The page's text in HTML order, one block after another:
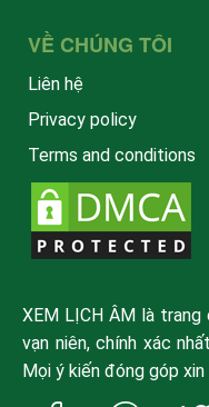
VỀ CHÚNG TÔI
Liên hệ
Privacy policy
Terms and conditions
XEM LỊCH ÂM là
vạn niên, chính xác
Mọi ý kiến đóng góp